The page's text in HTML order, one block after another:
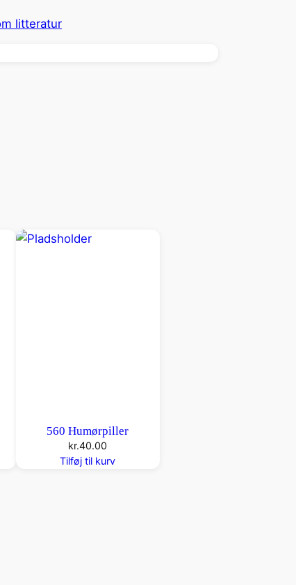
litteratur
560 Humørpiller
kr.40.00
Tilføj til kurv